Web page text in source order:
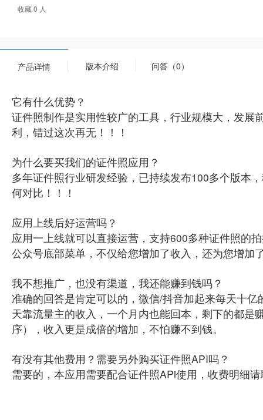
收藏 0 人
产品详情 版本介绍 问答（0）
它有什么优势？
证件照制作是实用性较广的工具，行业规模大，发
利，错过这次再无！！！
为什么要买我们的证件照应用？
多年证件照行业研发经验，已持续发布100多个版本
何对比！！！
应用上线后好运营吗？
应用一上线就可以直接运营，支持600多种证件照的
公众号底部菜单，不仅给您增加了收入，还为您增加
我不想推广，也没有渠道，我还能赚到钱吗？
准确的回答是肯定可以的，微信/抖音加起来每天十
天靠流量主的收入，一个月内也能回本，剩下的都
序），收入更是成倍的增加，不怕赚不到钱。
有没有其他费用？需要另外购买证件照API吗？
需要的，本应用需要配合证件照APi使用，收费明细